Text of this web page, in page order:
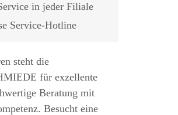
in jeder Filiale
Service-Hotline
steht die
für exzellente
Beratung mit
Besucht eine